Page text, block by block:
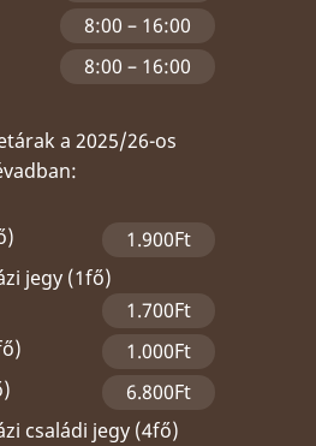
8:00 – 16:00
8:00 – 16:00
a 2025/26-os
1.900Ft
jegy (1fő)
1.700Ft
1.000Ft
6.800Ft
családi jegy (4fő)